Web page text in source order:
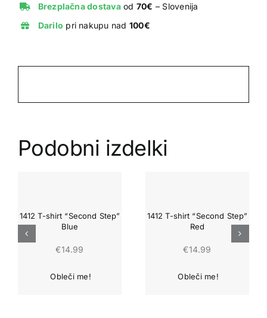
Black
quantity
Brezplačna dostavaod 70€ – Slovenija
Darilo pri nakupu nad 100€
Podobni izdelki
1412 T-shirt “Second Step”
Blue
€14.99
1412 T-shirt “Second Step”
Red
€14.99